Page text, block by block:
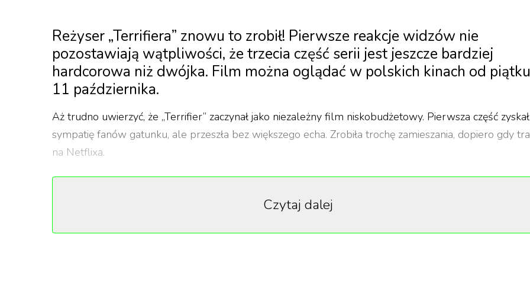
Reżyser „Terrifiera” znowu to zrobił! Pierwsze reakcje widzów nie
pozostawiają wątpliwości, że trzecia część serii jest jeszcze bardziej
hardcorowa niż dwójka. Film można oglądać w polskich kinach od piątku
11 października.
Aż trudno uwierzyć, że „Terrifier” zaczynał jako niezależny film niskobudżetowy. Pierwsza część
sympatię fanów gatunku, ale przeszła bez większego echa. Zrobiła trochę zamieszania, dopiero gdy
na Netflixa.
Prawdziwy szał przyszedł dopiero wraz z drugą częścią. Po premierze „Terrifiera 2” social media
efekcie film zarobił ponad 15 mln dolarów przy budżecie 250 tys. dolarów i stał się globalną
Dziś Klaun Art stawiany jest obok takich ikon horroru jak Freddy Krueger.
Czytaj dalej